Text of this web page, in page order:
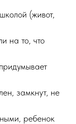
(живот,
на то, что
замкнут, не
ребенок